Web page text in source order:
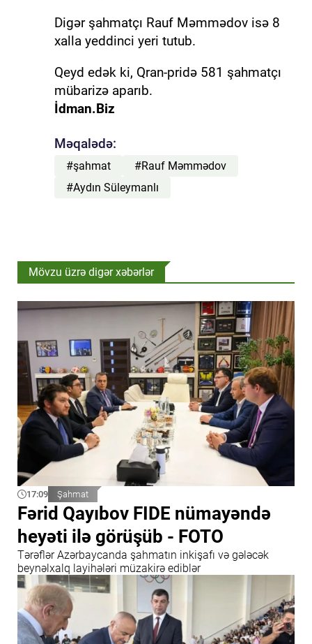
Digər şahmatçı Rauf Məmmədov isə 8
xalla yeddinci yeri tutub.
Qeyd edək ki, Qran-pridə 581 şahmatçı
mübarizə aparıb.
İdman.Biz
Məqalədə:
#şahmat
#Rauf Məmmədov
#Aydın Süleymanlı
Mövzu üzrə digər xəbərlər
17:09 Şahmat
Fərid Qayıbov FIDE nümayəndə
heyəti ilə görüşüb - FOTO
Tərəflər Azərbaycanda şahmatın inkişafı və gələcək
beynəlxalq layihələri müzakirə ediblər